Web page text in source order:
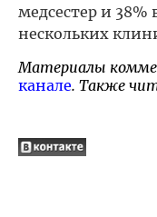
медсестер и 38%
нескольких
Материалы
канале. Также